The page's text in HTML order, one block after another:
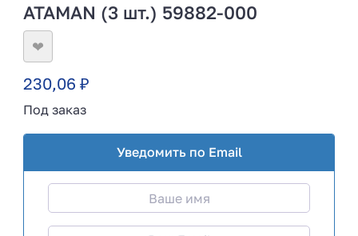
ATAMAN (3 шт.) 59882-000
❤
230,06 ₽
Под заказ
Уведомить по Email